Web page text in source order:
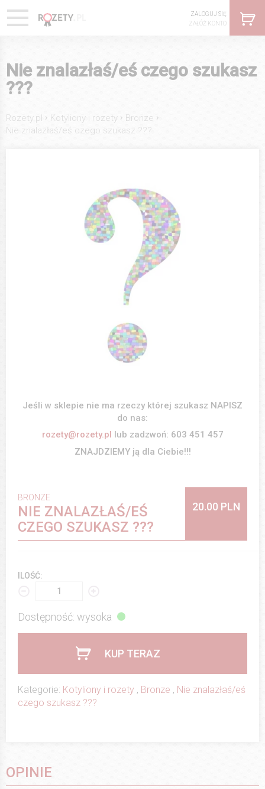
ZALOGUJ SIĘ
ZAŁÓŻ KONTO
Nie znalazłaś/eś czego szukasz
???
Rozety.pl › Kotyliony i rozety › Bronze ›
Nie znalazłaś/eś czego szukasz ???
Jeśli w sklepie nie ma rzeczy której szukasz NAPISZ
do nas:
rozety@rozety.pl lub zadzwoń: 603 451 457
ZNAJDZIEMY ją dla Ciebie!!!
BRONZE
NIE ZNALAZŁAŚ/EŚ
CZEGO SZUKASZ ???
20.00 PLN
ILOŚĆ:
Dostępność: wysoka
KUP TERAZ
Kategorie: Kotyliony i rozety , Bronze , Nie znalazłaś/eś
czego szukasz ???
OPINIE